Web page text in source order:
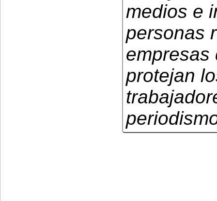
medios e
personas
empresas
protejan